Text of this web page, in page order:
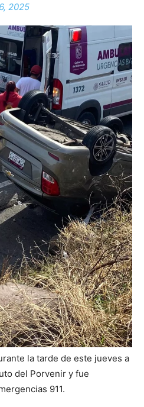
2025
la tarde de este jueves a
del Porvenir y fue
911.